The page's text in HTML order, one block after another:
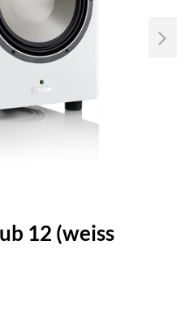
12 (weiss